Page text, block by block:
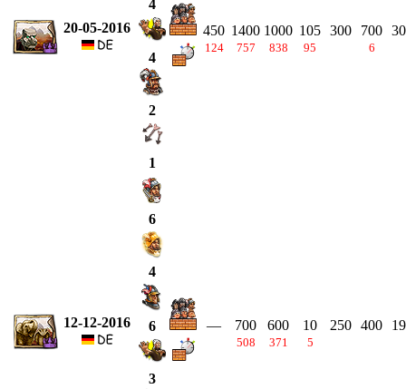
20-05-2016
4
4
2
1
450
124
1400
757
1000
838
105
95
300 700
6
12-12-2016
6
4
6
3
— 700
508
600
371
10
5
250 400